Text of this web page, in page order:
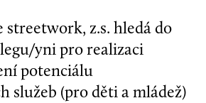
streetwork, z.s. hledá do
yni pro realizaci
potenciálu
služeb (pro děti a mládež)